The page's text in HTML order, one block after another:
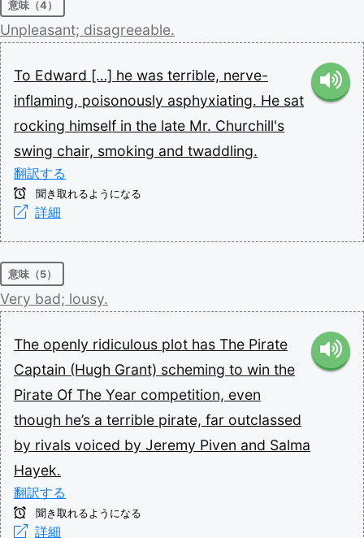
意味（4）
Unpleasant; disagreeable.
To Edward […] he was terrible, nerve-
inflaming, poisonously asphyxiating. He sat
rocking himself in the late Mr. Churchill's
swing chair, smoking and twaddling.
翻訳する
聞き取れるようになる
詳細
意味（5）
Very bad; lousy.
The openly ridiculous plot has The Pirate
Captain (Hugh Grant) scheming to win the
Pirate Of The Year competition, even
though he’s a terrible pirate, far outclassed
by rivals voiced by Jeremy Piven and Salma
Hayek.
翻訳する
聞き取れるようになる
詳細